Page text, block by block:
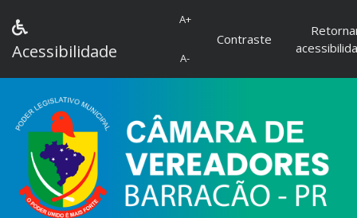
Acessibilidade
A+
A-
Contraste